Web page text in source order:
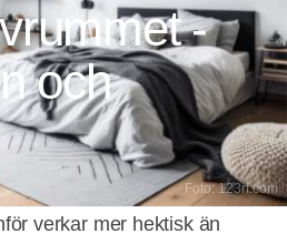
-
och
Foto: 123rf.com
verkar mer hektisk än